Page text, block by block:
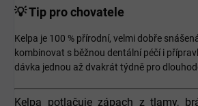
💡 Tip pro chovatele
Kelpa je 100 % přírodní, velmi dobře
kombinovat s běžnou dentální péčí i
dávka jednou až dvakrát týdně pro
Kelpa potlačuje zápach z tlamy,